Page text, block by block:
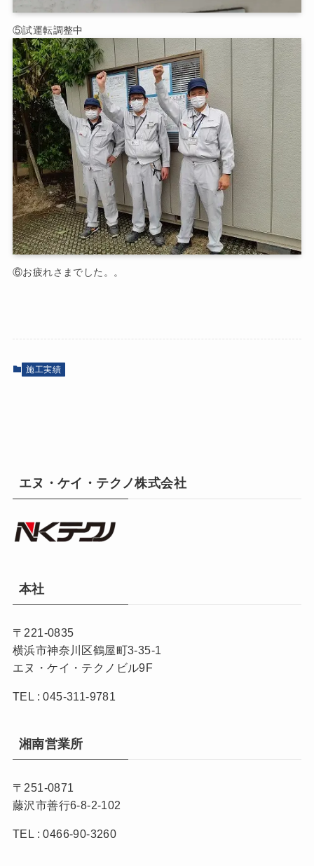
⑤試運転調整中
⑥お疲れさまでした。。
施工実績
エヌ・ケイ・テクノ株式会社
本社
〒221-0835
横浜市神奈川区鶴屋町3-35-1
エヌ・ケイ・テクノビル9F
TEL : 045-311-9781
湘南営業所
〒251-0871
藤沢市善行6-8-2-102
TEL : 0466-90-3260